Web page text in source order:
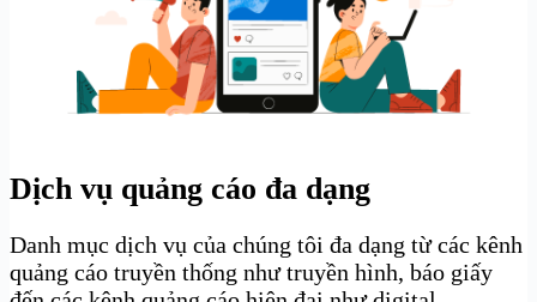
Dịch vụ quảng cáo đa dạng
Danh mục dịch vụ của chúng tôi đa dạng từ các kênh
quảng cáo truyền thống như truyền hình, báo giấy